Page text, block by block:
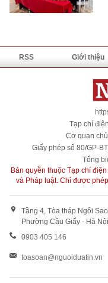
RSS Giới thiệu
Tạp chí
Cơ quan
Giấy phép số 80/GP-
Tổng
Bản quyền thuộc Tạp chí
và Pháp luật. Chỉ được
Tầng 4, Tòa tháp Ngôi
Phường Cầu Giấy - Hà Nội
0903 405 146
toasoan@nguoiduatin.vn